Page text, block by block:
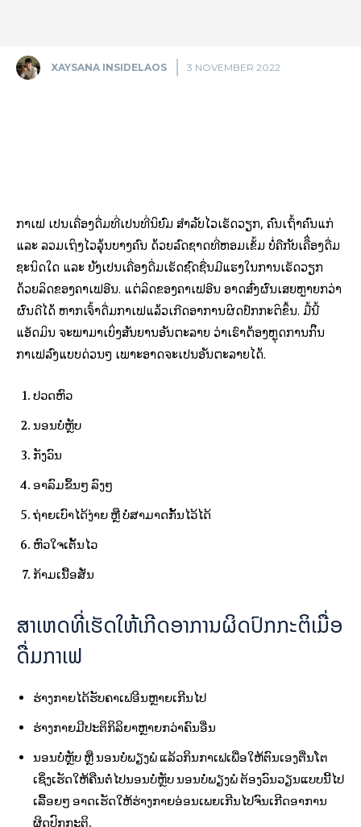
XAYSANA INSIDELAOS 3 NOVEMBER 2022
ກາເຟ ເປັນເຄື່ອງດື່ມທີ່ເປັນທີ່ນິຍົມ ສຳລັບໄວເຮັດວຽກ, ຄົນເຖົ້າຄົນແກ່
ແລະ ລວມເຖິງໄວລຸ້ນບາງຄົນ ດ້ວຍລົດຊາດທີ່ຫອມເຂັ້ມ ບໍ່ຄືກັບເຄືຶ່ອງດື່ມ
ຊະນິດໃດ ແລະ ຍັງເປັນເຄື່ອງດື່ມເຮັດຊົດຊື່ນມີແຮງໃນການເຮັດວຽກ
ດ້ວຍລິດຂອງຄາເຟອີນ. ແຕ່ລິດຂອງຄາເຟອີນ ອາດສົ່ງຜົນເສຍຫຼາຍກວ່າ
ຜົນດີໄດ້ ຫາກເຈົ້າດື່ມກາເຟແລ້ວເກີດອາການຜິດປົກກະຕິຂຶ້ນ. ມື້ນີ້
ແອັດມິນ ຈະພາມາເບິ່ງສັນຍານອັນຕະລາຍ ວ່າເຮົາຕ້ອງຫຼຸດການກິີນ
ກາເຟລົງແບບດ່ວນໆ ເພາະອາດຈະເປັນອັນຕະລາຍໄດ້.
ປວດຫົວ
ນອນບໍ່ຫຼັບ
ກັງວົນ
ອາລົມຂຶ້ນໆ ລົງໆ
ຖ່າຍເບົາໄດ້ງ່າຍ ຫຼື ບໍ່ສາມາດກັ້ນໄວ້ໄດ້
ຫົວໃຈເຕັ້ນໄວ
ກ້າມເນື້ອສັ່ນ
ສາເຫດທີ່ເຮັດໃຫ້ເກີດອາການຜິດປົກກະຕິເມື່ອ
ດື່ມກາເຟ
ຮ່າງກາຍໄດ້ຮັບຄາເຟອີນຫຼາຍເກີນໄປ
ຮ່າງກາຍມີປະຕິກິລິຍາຫຼາຍກວ່າຄົນອື່ນ
ນອນບໍ່ຫຼັບ ຫຼື ນອນບໍ່ພຽງພໍ ແລ້ວກິນກາເຟເພື່ອໃຫ້ຕົນເອງຕື່ນໂຕ
ເຊິ່ງເຮັດໃຫ້ຄືນຕໍ່ໄປນອນບໍ່ຫຼັບ ນອນບໍ່ພຽງພໍ ຕ້ອງວົນວຽນແບບນີ້ໄປ
ເລື້ອຍໆ ອາດເຮັດໃຫ້ຮ່າງກາຍອ່ອນເພຍເກີນໄປຈົນເກີດອາການ
ຜິດປົກກະຕິ.